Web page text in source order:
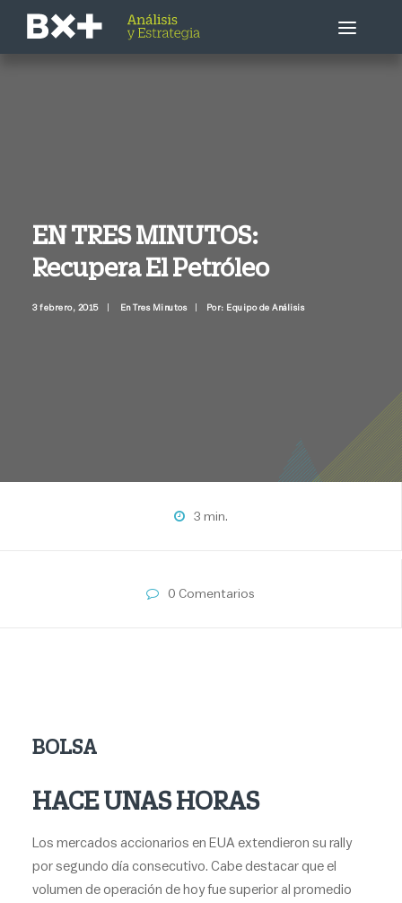
Otros
EN TRES MINUTOS:
Recupera El Petróleo
3 febrero, 2015 En Tres Minutos Por: Equipo de Análisis
3 min.
0 Comentarios
BOLSA
HACE UNAS HORAS
Los mercados accionarios en EUA extendieron su rally
por segundo día consecutivo. Cabe destacar que el
volumen de operación de hoy fue superior al promedio